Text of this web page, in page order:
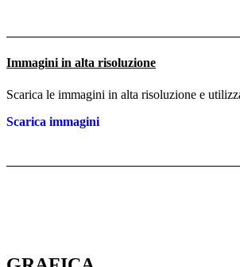
Immagini in alta risoluzione
Scarica le immagini in alta risoluzione e
Scarica immagini